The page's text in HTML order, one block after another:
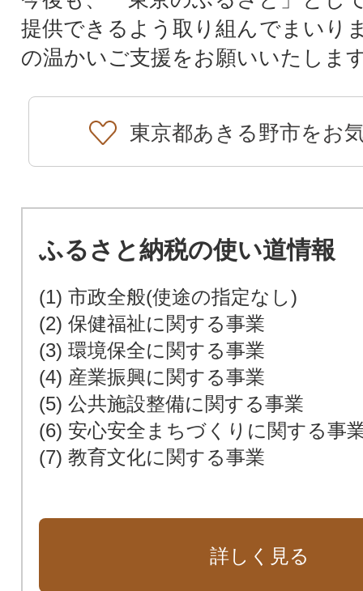
提供できるよう取り組んでまいり
の温かいご支援をお願いいたしま
東京都あきる野市をお
ふるさと納税の使い道情報
(1) 市政全般(使途の指定なし)
(2) 保健福祉に関する事業
(3) 環境保全に関する事業
(4) 産業振興に関する事業
(5) 公共施設整備に関する事業
(6) 安心安全まちづくりに関する事
(7) 教育文化に関する事業
詳しく見る